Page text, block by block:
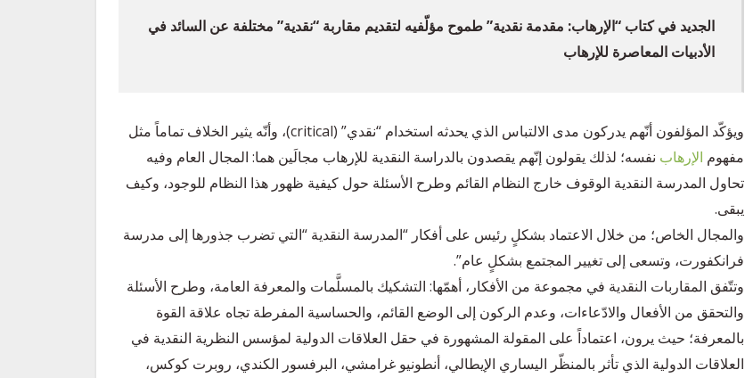
الجديد في كتاب “الإرهاب: مقدمة نقدية” طموح مؤلّفيه لتقديم مقاربة “نقدية” مختلفة عن السائد في
الأدبيات المعاصرة للإرهاب
ويؤكّد المؤلفون أنّهم يدركون مدى الالتباس الذي يحدثه استخدام “نقدي” (critical)، وأنّه يثير الخلاف تماماً مثل
مفهوم الإرهاب نفسه؛ لذلك يقولون إنّهم يقصدون بالدراسة النقدية للإرهاب مجالَين هما: المجال العام وفيه
تحاول المدرسة النقدية الوقوف خارج النظام القائم وطرح الأسئلة حول كيفية ظهور هذا النظام للوجود، وكيف
يبقى.
والمجال الخاص؛ من خلال الاعتماد بشكلٍ رئيس على أفكار “المدرسة النقدية “التي تضرب جذورها إلى مدرسة
فرانكفورت، وتسعى إلى تغيير المجتمع بشكلٍ عام”.
وتتّفق المقاربات النقدية في مجموعة من الأفكار، أهمّها: التشكيك بالمسلَّمات والمعرفة العامة، وطرح الأسئلة
والتحقق من الأفعال والادّعاءات، وعدم الركون إلى الوضع القائم، والحساسية المفرطة تجاه علاقة القوة
بالمعرفة؛ حيث يرون، اعتماداً على المقولة المشهورة في حقل العلاقات الدولية لمؤسس النظرية النقدية في
العلاقات الدولية الذي تأثر بالمنظّر اليساري الإيطالي، أنطونيو غرامشي، البرفسور الكندي، روبرت كوكس،